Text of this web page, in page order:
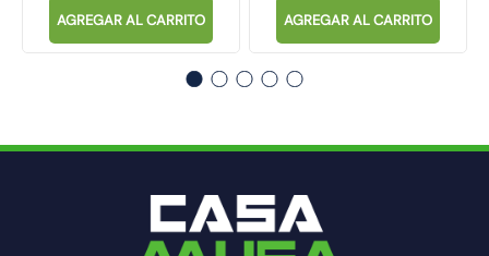
AGREGAR AL CARRITO AGREGAR AL CARRITO